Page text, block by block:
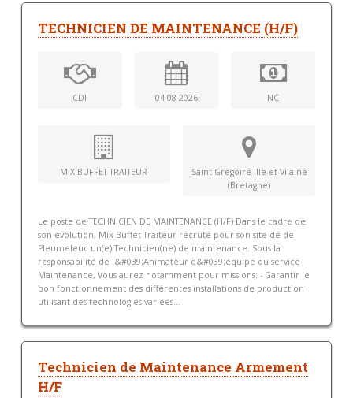
TECHNICIEN DE MAINTENANCE (H/F)
CDI 04-08-2026 NC
MIX BUFFET TRAITEUR
Saint-Grégoire Ille-et-Vilaine
(Bretagne)
Le poste de TECHNICIEN DE MAINTENANCE (H/F) Dans le cadre de
son évolution, Mix Buffet Traiteur recrute pour son site de de
Pleumeleuc un(e) Technicien(ne) de maintenance. Sous la
responsabilité de l&#039;Animateur d&#039;équipe du service
Maintenance, Vous aurez notamment pour missions: - Garantir le
bon fonctionnement des différentes installations de production
utilisant des technologies variées...
Technicien de Maintenance Armement
H/F